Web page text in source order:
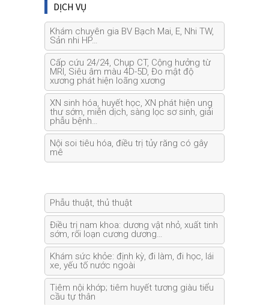
DỊCH VỤ
Khám chuyên gia BV Bạch Mai, E, Nhi TW,
Sản nhi HP…
Cấp cứu 24/24, Chụp CT, Cộng hưởng từ
MRI, Siêu âm màu 4D-5D, Đo mật độ
xương phát hiện loãng xương
XN sinh hóa, huyết học, XN phát hiện ung
thư sớm, miễn dịch, sàng lọc sơ sinh, giải
phẫu bệnh…
Nội soi tiêu hóa, điều trị tủy răng có gây
mê
Phẫu thuật, thủ thuật
Điều trị nam khoa: dương vật nhỏ, xuất tinh
sớm, rối loạn cương dương…
Khám sức khỏe: định kỳ, đi làm, đi học, lái
xe, yếu tố nước ngoài
Tiêm nội khớp; tiêm huyết tương giàu tiểu
cầu tự thân